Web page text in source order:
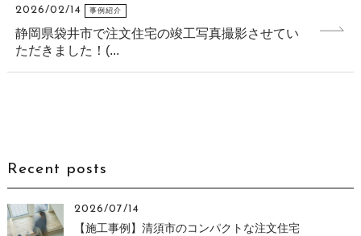
2026/02/14 事例紹介
静岡県袋井市で注文住宅の竣工写真撮影させてい
ただきました！(...
Recent posts
2026/07/14
【施工事例】清須市のコンパクトな注文住宅